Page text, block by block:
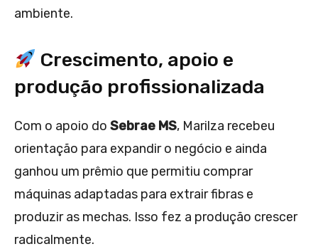
ambiente.
Crescimento, apoio e
produção profissionalizada
Com o apoio do Sebrae MS, Marilza recebeu
orientação para expandir o negócio e ainda
ganhou um prêmio que permitiu comprar
máquinas adaptadas para extrair fibras e
produzir as mechas. Isso fez a produção crescer
radicalmente.